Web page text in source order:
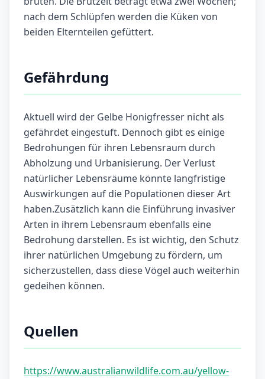
nach dem Schlüpfen werden die Küken von
beiden Elternteilen gefüttert.
Gefährdung
Aktuell wird der Gelbe Honigfresser nicht als
gefährdet eingestuft. Dennoch gibt es einige
Bedrohungen für ihren Lebensraum durch
Abholzung und Urbanisierung. Der Verlust
natürlicher Lebensräume könnte langfristige
Auswirkungen auf die Populationen dieser Art
haben.Zusätzlich kann die Einführung invasiver
Arten in ihrem Lebensraum ebenfalls eine
Bedrohung darstellen. Es ist wichtig, den Schutz
ihrer natürlichen Umgebung zu fördern, um
sicherzustellen, dass diese Vögel auch weiterhin
gedeihen können.
Quellen
https://www.australianwildlife.com.au/yellow-